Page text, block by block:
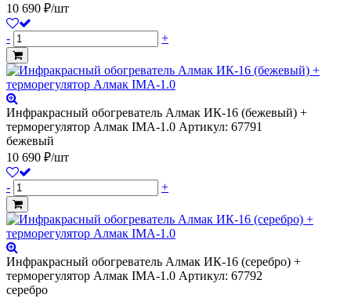
10 690 ₽/шт
- +
Инфракрасный обогреватель Алмак ИК-16 (бежевый) +
терморегулятор Алмак IMA-1.0 Артикул: 67791
бежевый
10 690 ₽/шт
- +
Инфракрасный обогреватель Алмак ИК-16 (серебро) +
терморегулятор Алмак IMA-1.0 Артикул: 67792
серебро